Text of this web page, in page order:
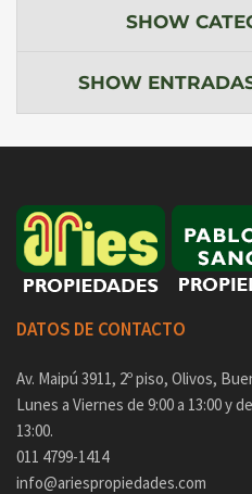
SHOW
SHOW
DATOS DE CONTACTO
Av. Maipú 3911, 2º piso, Olivos,
Lunes a Viernes de 9:00 a 13:00 y
13:00.
011 4799-1414
info@ariespropiedades.com